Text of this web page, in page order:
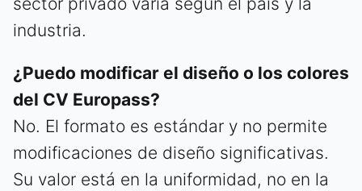
industria.
¿Puedo modificar el diseño o los colores
del CV Europass?
No. El formato es estándar y no permite
modificaciones de diseño significativas.
Su valor está en la uniformidad, no en la